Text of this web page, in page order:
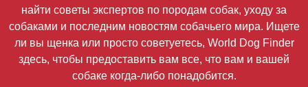
найти советы экспертов по породам собак, уходу за
собаками и последним новостям собачьего мира. Ищете
ли вы щенка или просто советуетесь, World Dog Finder
здесь, чтобы предоставить вам все, что вам и вашей
собаке когда-либо понадобится.